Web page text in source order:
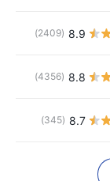
8.9
(2409)
8.8
(4356)
8.7
(345)